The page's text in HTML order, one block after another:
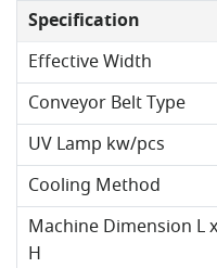
Specification
Effective Width
Conveyor Belt Type
UV Lamp kw/pcs
Cooling Method
Machine Dimension L
H